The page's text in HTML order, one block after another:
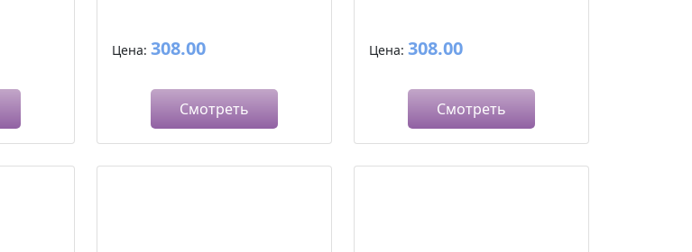
Цена: 308.00
Смотреть
Цена: 308.00
Смотреть